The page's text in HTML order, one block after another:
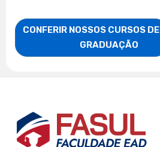
CONFERIR NOSSOS CURSOS DE
                    GRADUAÇÃO